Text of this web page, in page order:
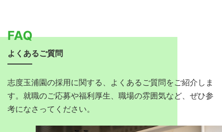
FAQ
よくあるご質問
志度玉浦園の採用に関する、よくあるご質問をご紹介しま
す。就職のご応募や福利厚生、職場の雰囲気など、ぜひ参
考になさってください。